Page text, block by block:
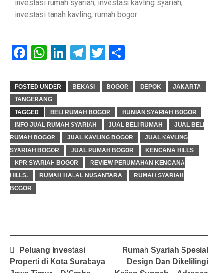
investasi rumah syariah, investasi kavling syariah,
investasi tanah kavling, rumah bogor
Facebook
WhatsApp
LinkedIn
Telegram
Twitter
POSTED UNDER BEKASI BOGOR DEPOK
JAKARTA
TANGERANG
TAGGED
BELI RUMAH BOGOR
HUNIAN SYARIAH BOGOR
INFO JUAL RUMAH SYARIAH
JUAL BELI RUMAH
JUAL BELI
RUMAH BOGOR
JUAL KAVLING BOGOR
JUAL KAVLING
SYARIAH BOGOR
JUAL RUMAH BOGOR
KENCANA HILLS
KPR SYARIAH BOGOR
REVIEW PERUMAHAN KENCANA
HILLS.
RUMAH HALAL NUSANTARA
RUMAH SYARIAH
BOGOR
Peluang Investasi
Properti di Kota Surabaya
Rumah Syariah Spesial
Design Dan Dikelilingi